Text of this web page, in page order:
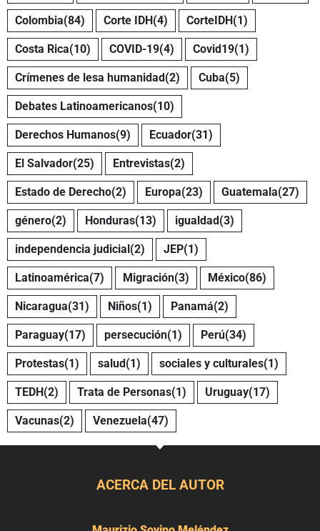
Colombia(84) Corte IDH (4) CorteIDH (1)
Costa Rica(10) COVID-19(4) Covid19(1)
Crímenes de lesa humanidad (2) Cuba(5)
Debates Latinoamericanos(10)
Derechos Humanos(9) Ecuador(31)
El Salvador(25) Entrevistas(2)
Estado de Derecho(2) Europa(23) Guatemala(27)
género(2) Honduras(13) igualdad (3)
independencia judicial (2) JEP(1)
Latinoamérica(7) Migración(3) México(86)
Nicaragua(31) Niños(1) Panamá(2)
Paraguay(17) persecución(1) Perú(34)
Protestas(1) salud (1) sociales y culturales(1)
TEDH (2) Trata de Personas(1) Uruguay(17)
Vacunas(2) Venezuela(47)
ACERCA DEL AUTOR